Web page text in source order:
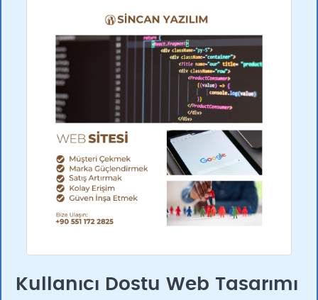
Kullanıcı Dostu Web Tasarımı